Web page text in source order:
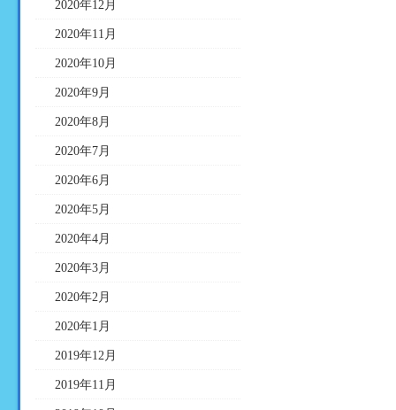
2020年12月
2020年11月
2020年10月
2020年9月
2020年8月
2020年7月
2020年6月
2020年5月
2020年4月
2020年3月
2020年2月
2020年1月
2019年12月
2019年11月